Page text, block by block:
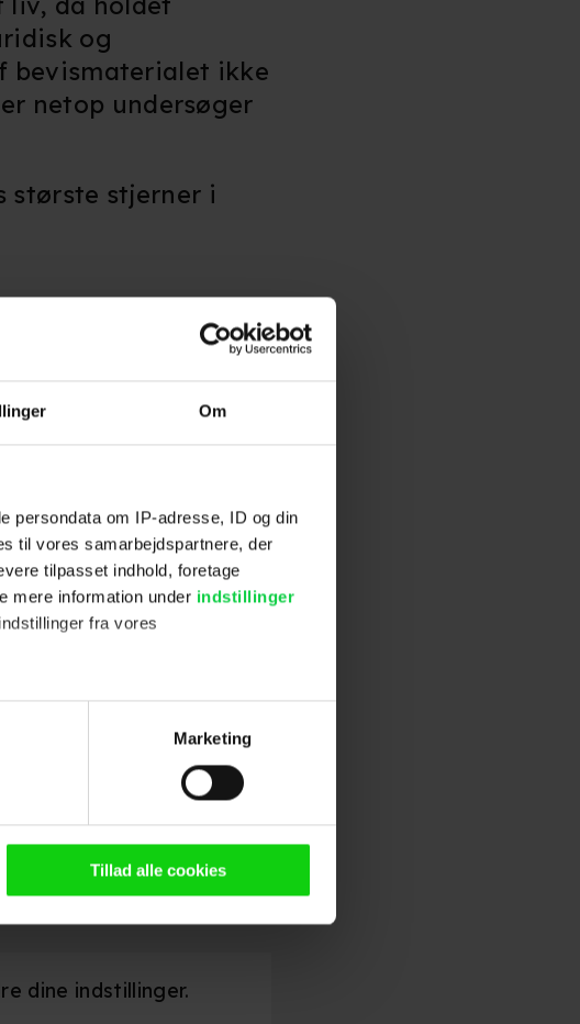
Om
persondata om IP-adresse, ID og din
til vores samarbejdspartnere, der
tilpasset indhold, foretage
mere information under indstillinger
fra vores
for få meter
ID og din browser til statistik og
og tilgår oplysninger på din
og indholdsmåling, lave
og i vores persondatapolitik.
Marketing
Tillad alle cookies
og
bevismaterialet ikke
netop undersøger
største stjerner i
biografaktueli
Nolans The
og musikeren
der tidligere har
hans
af A24,
Pattinson,
har
dine indstillinger.